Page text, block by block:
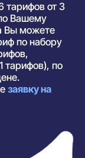
тарифов от 3
Вашему
Вы можете
по набору
тарифов), по
заявку на